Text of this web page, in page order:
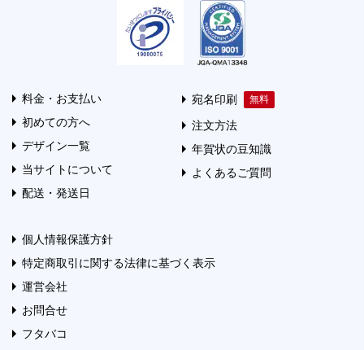
料金・お支払い
初めての方へ
デザイン一覧
当サイトについて
配送・発送日
宛名印刷
注文方法
年賀状の豆知識
よくあるご質問
個人情報保護方針
特定商取引に関する法律に基づく表示
運営会社
お問合せ
フタバコ